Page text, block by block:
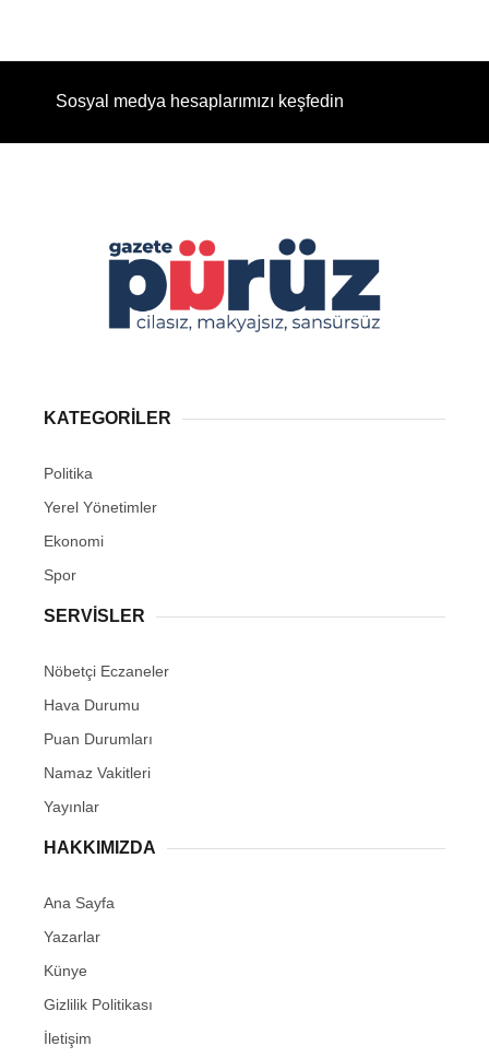
Sosyal medya hesaplarımızı keşfedin
KATEGORİLER
Politika
Yerel Yönetimler
Ekonomi
Spor
SERVİSLER
Nöbetçi Eczaneler
Hava Durumu
Puan Durumları
Namaz Vakitleri
Yayınlar
HAKKIMIZDA
Ana Sayfa
Yazarlar
Künye
Gizlilik Politikası
İletişim